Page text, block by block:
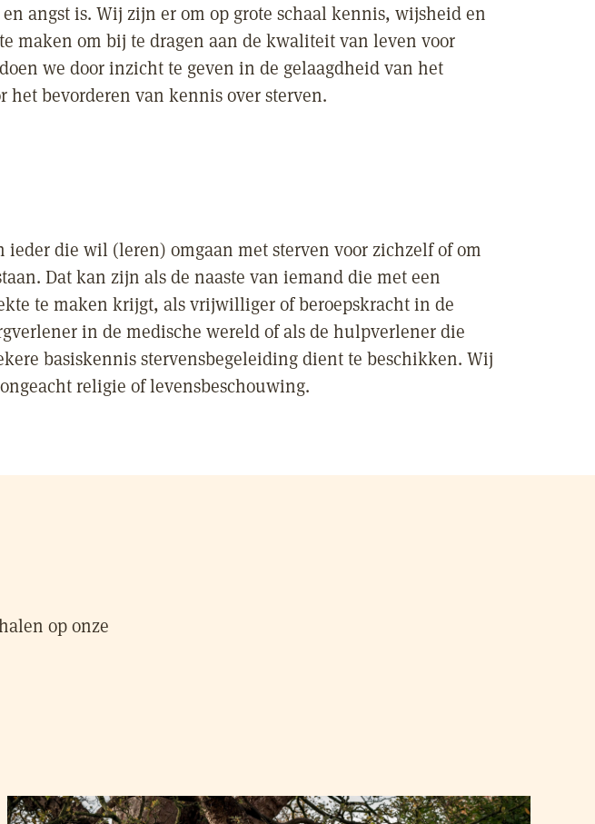
angst is. Wij zijn er om op grote schaal kennis, wijsheid en
maken om bij te dragen aan de kwaliteit van leven voor
we door inzicht te geven in de gelaagdheid van het
het bevorderen van kennis over sterven.
ieder die wil (leren) omgaan met sterven voor zichzelf of om
Dat kan zijn als de naaste van iemand die met een
te maken krijgt, als vrijwilliger of beroepskracht in de
in de medische wereld of als de hulpverlener die
basiskennis stervensbegeleiding dient te beschikken. Wij
religie of levensbeschouwing.
op onze